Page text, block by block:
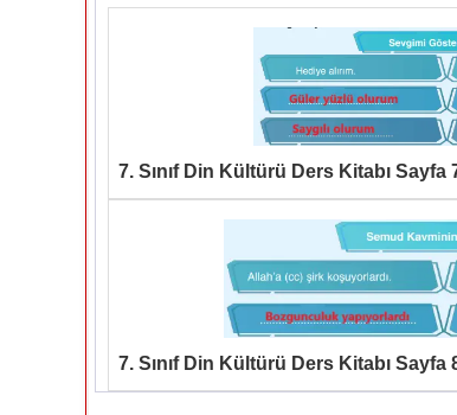
7. Sınıf Din Kültürü Ders Kitabı Sayfa
7. Sınıf Din Kültürü Ders Kitabı Sayfa